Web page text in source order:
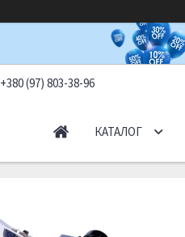
+380 (97) 803-38-96
КАТАЛОГ